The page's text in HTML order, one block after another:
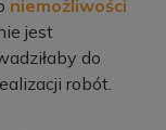
niemożliwości
jest
do
robót.